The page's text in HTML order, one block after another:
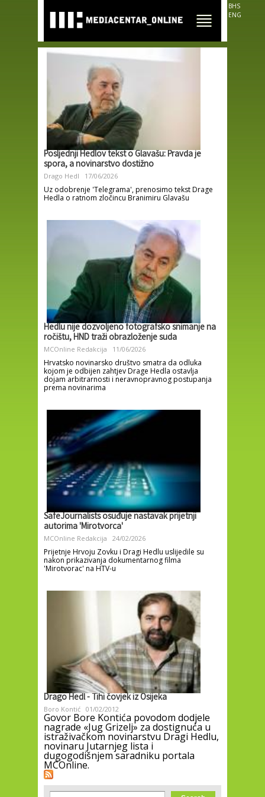
main
content
BHS
ENG
Posljednji Hedlov tekst o Glavašu: Pravda je
spora, a novinarstvo dostižno
Drago Hedl 17/06/2026
Uz odobrenje 'Telegrama', prenosimo tekst Drage
Hedla o ratnom zločincu Branimiru Glavašu
Hedlu nije dozvoljeno fotografsko snimanje na
ročištu, HND traži obrazloženje suda
MCOnline Redakcija 11/06/2026
Hrvatsko novinarsko društvo smatra da odluka
kojom je odbijen zahtjev Drage Hedla ostavlja
dojam arbitrarnosti i neravnopravnog postupanja
prema novinarima
SafeJournalists osuđuje nastavak prijetnji
autorima 'Mirotvorca'
MCOnline Redakcija 24/02/2026
Prijetnje Hrvoju Zovku i Dragi Hedlu uslijedile su
nakon prikazivanja dokumentarnog filma
'Mirotvorac' na HTV-u
Drago Hedl - Tihi čovjek iz Osijeka
Boro Kontić 01/02/2012
Govor Bore Kontića povodom dodjele
nagrade «Jug Grizelj» za dostignuća u
istraživačkom novinarstvu Dragi Hedlu,
novinaru Jutarnjeg lista i
dugogodišnjem saradniku portala
MCOnline.